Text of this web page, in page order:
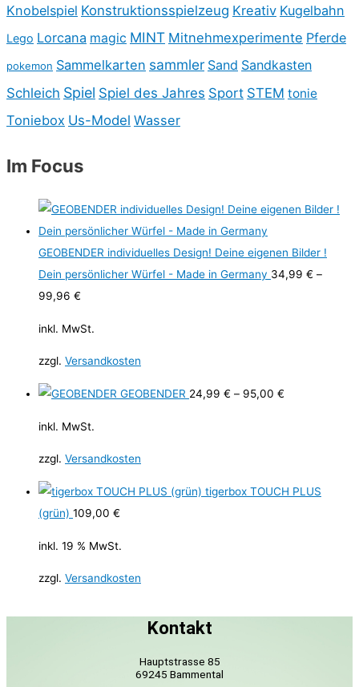
Knobelspiel Konstruktionsspielzeug Kreativ Kugelbahn
Lego Lorcana magic MINT Mitnehmexperimente Pferde
pokemon Sammelkarten sammler Sand Sandkasten
Schleich Spiel Spiel des Jahres Sport STEM tonie
Toniebox Us-Model Wasser
Im Focus
GEOBENDER individuelles Design! Deine eigenen Bilder !
Dein persönlicher Würfel - Made in Germany 34,99 € –
99,96 €
inkl. MwSt.
zzgl. Versandkosten
GEOBENDER 24,99 € – 95,00 €
inkl. MwSt.
zzgl. Versandkosten
tigerbox TOUCH PLUS
(grün) 109,00 €
inkl. 19 % MwSt.
zzgl. Versandkosten
Kontakt
Hauptstrasse 85
69245 Bammental